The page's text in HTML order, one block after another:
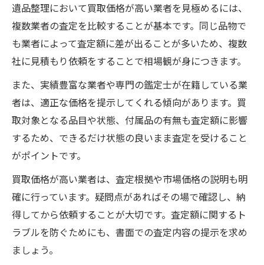
遺品整理において買取価格が高い業者を見極めるには、
複数業者の査定を比較することが基本です。同じ品物で
も業者によって査定額に差が出ることが多いため、複数
社に見積もり依頼をすることで相場観が身につきます。
また、実績豊富な業者や専門の鑑定士が在籍している業
者は、適正な価格を提示してくれる傾向があります。買
取対象となる品目や状態、付属品の有無も査定額に影響
するため、できるだけ状態の良いまま査定を受けること
がポイントです。
買取価格が高い業者は、査定根拠や市場価格の説明も明
確に行っています。疑問点があればその場で確認し、納
得してから依頼することが大切です。査定額に関するト
ラブルを防ぐためにも、書面での査定内容の提示を求め
ましょう。